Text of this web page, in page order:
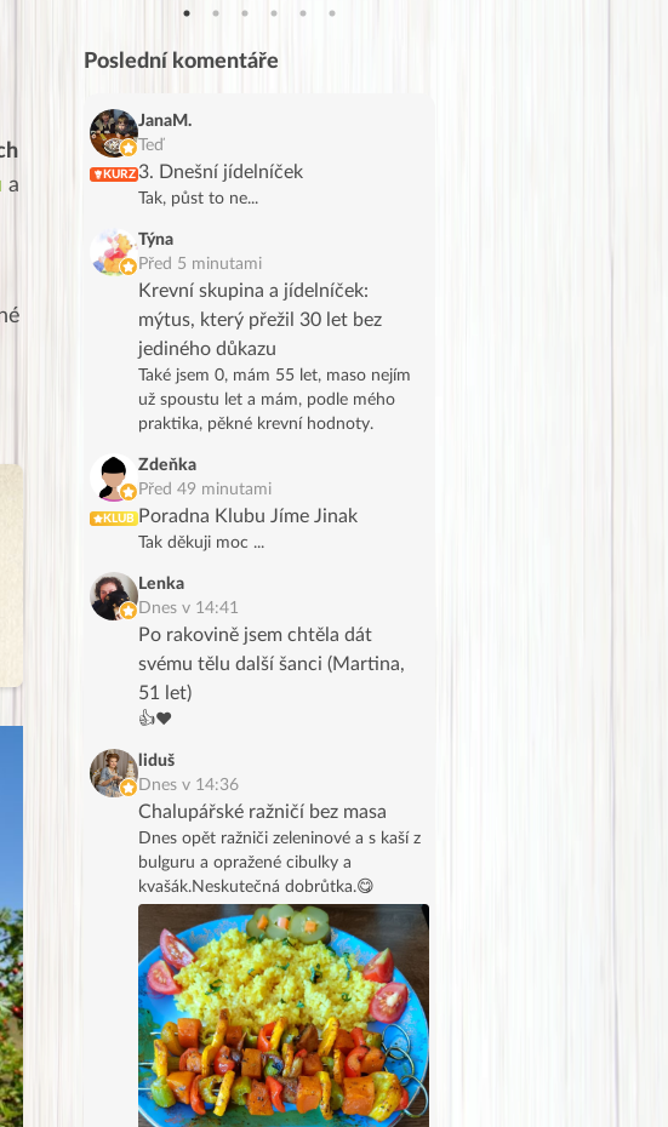
a
Poslední komentáře
KURZ
JanaM.
Teď
3. Dnešní jídelníček
Tak, půst to ne...
Týna
Před 5 minutami
Krevní skupina a jídelníček:
mýtus, který přežil 30 let bez
jediného důkazu
Také jsem 0, mám 55 let, maso nejím
už spoustu let a mám, podle mého
praktika, pěkné krevní hodnoty.
KLUB
Zdeňka
Před 49 minutami
Poradna Klubu Jíme Jinak
Tak děkuji moc ...
Lenka
Dnes v 14:41
Po rakovině jsem chtěla dát
svému tělu další šanci (Martina,
51 let)
👍❤️
liduš
Dnes v 14:36
Chalupářské ražničí bez masa
Dnes opět ražniči zeleninové a s kaší z
bulguru a opražené cibulky a
kvašák.Neskutečná dobrůtka.😋